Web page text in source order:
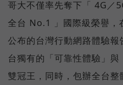
哥大不僅率先奪下「 4G／
全台 No.1 」國際級榮譽
公布的台灣行動網路體驗報
台獨有的「可靠性體驗」
雙冠王，同時，包辦全台